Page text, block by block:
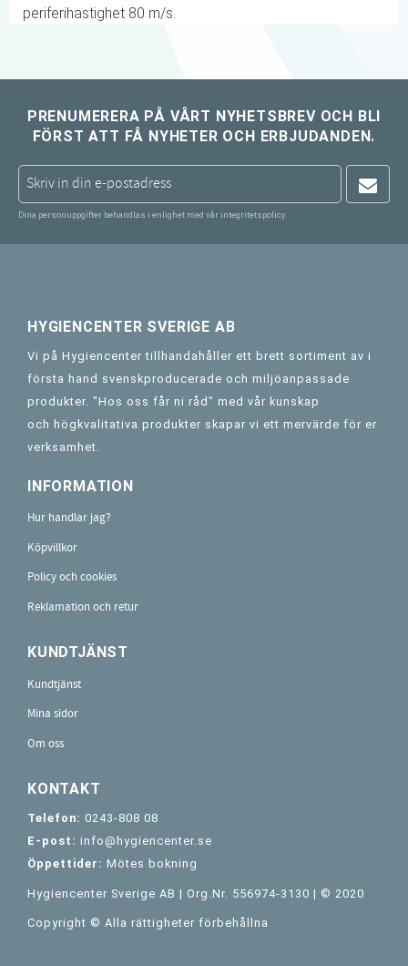
periferihastighet 80 m/s.
PRENUMERERA PÅ VÅRT NYHETSBREV OCH BLI
FÖRST ATT FÅ NYHETER OCH ERBJUDANDEN.
Dina personuppgifter behandlas i enlighet med vår integritetspolicy.
HYGIENCENTER SVERIGE AB
Vi på Hygiencenter tillhandahåller ett brett sortiment av i
första hand svenskproducerade och miljöanpassade
produkter. "Hos oss får ni råd" med vår kunskap
och högkvalitativa produkter skapar vi ett mervärde för er
verksamhet.
INFORMATION
Hur handlar jag?
Köpvillkor
Policy och cookies
Reklamation och retur
KUNDTJÄNST
Kundtjänst
Mina sidor
Om oss
KONTAKT
Telefon: 0243-808 08
E-post: info@hygiencenter.se
Öppettider: Mötes bokning
Hygiencenter Sverige AB | Org.Nr. 556974-3130 | © 2020
Copyright © Alla rättigheter förbehållna